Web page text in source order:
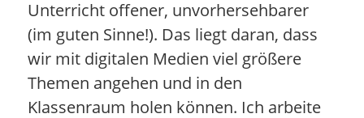
Unterricht offener, unvorhersehbarer
(im guten Sinne!). Das liegt daran, dass
wir mit digitalen Medien viel größere
Themen angehen und in den
Klassenraum holen können. Ich arbeite